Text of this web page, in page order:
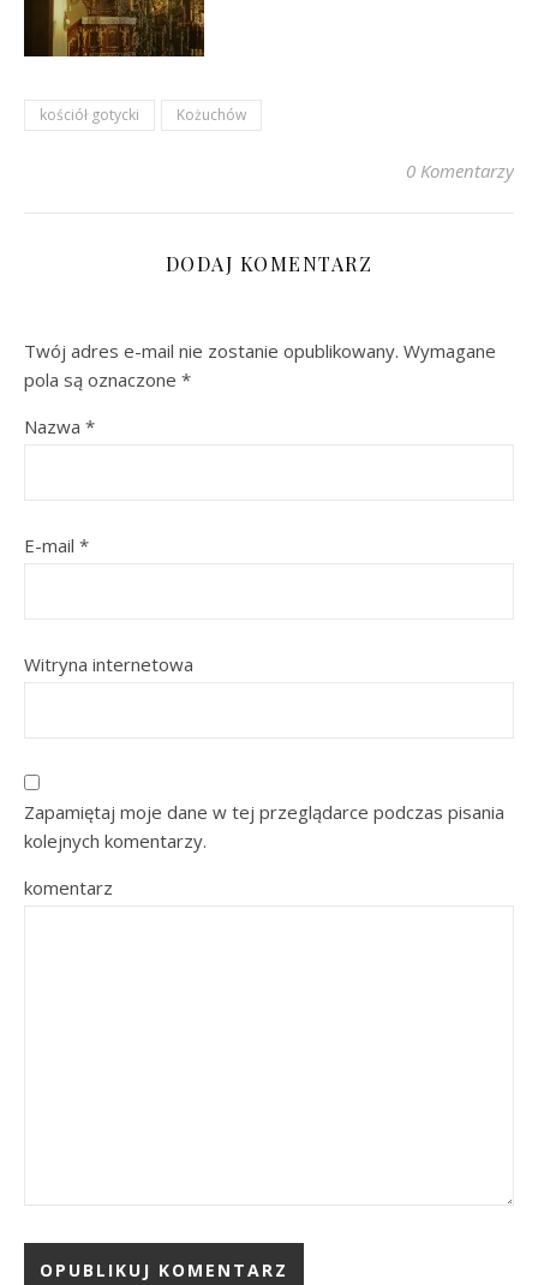
kościół gotycki Kożuchów
0 Komentarzy
DODAJ KOMENTARZ
Twój adres e-mail nie zostanie opublikowany. Wymagane
pola są oznaczone *
Nazwa *
E-mail *
Witryna internetowa
Zapamiętaj moje dane w tej przeglądarce podczas pisania
kolejnych komentarzy.
komentarz